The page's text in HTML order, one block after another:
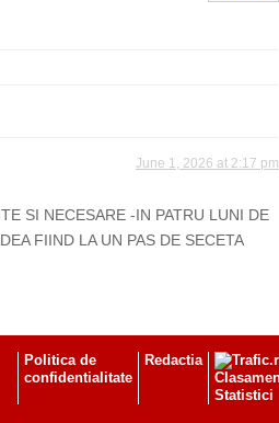
June 1, 2026 at 2:17 pm
SI NECESARE -IN PATRU LUNI DE
FIIND LA UN PAS DE SECETA
Politica de
confidentialitate
Redactia